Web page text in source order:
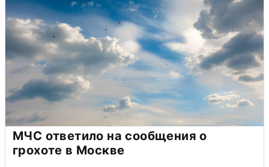
МЧС ответило на сообщения о
грохоте в Москве